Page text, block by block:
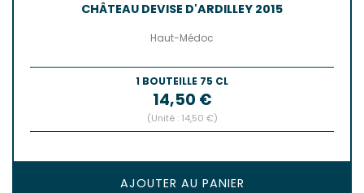
CHÂTEAU DEVISE D'ARDILLEY 2015
Haut-Médoc
1 BOUTEILLE 75 CL
Prix
14,50 €
(Unité : 14,50 €)
AJOUTER AU PANIER